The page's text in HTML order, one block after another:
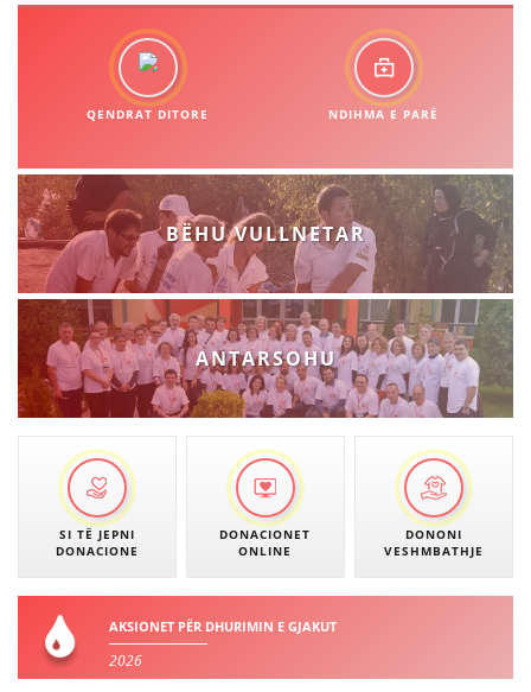
QENDRAT DITORE NDIHMA E PARË
BËHU VULLNETAR
ANTARSOHU
SI TË JEPNI
DONACIONE
DONACIONET
ONLINE
DONONI
VESHMBATHJE
AKSIONET PËR DHURIMIN E GJAKUT
2026